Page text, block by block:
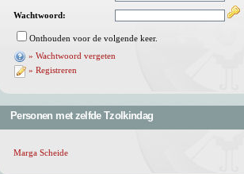
Wachtwoord:
Onthouden voor de volgende keer.
» Wachtwoord vergeten
» Registreren
Personen met zelfde Tzolkindag
Marga Scheide